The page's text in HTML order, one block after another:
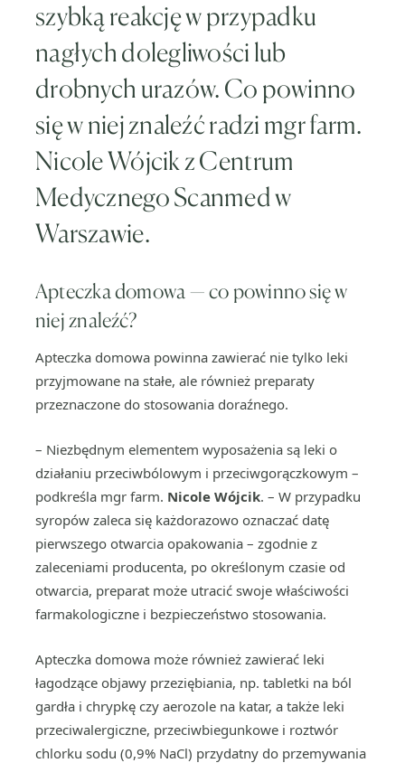
szybką reakcję w przypadku
nagłych dolegliwości lub
drobnych urazów. Co powinno
się w niej znaleźć radzi mgr farm.
Nicole Wójcik z Centrum
Medycznego Scanmed w
Warszawie.
Apteczka domowa — co powinno się w
niej znaleźć?
Apteczka domowa powinna zawierać nie tylko leki
przyjmowane na stałe, ale również preparaty
przeznaczone do stosowania doraźnego.
– Niezbędnym elementem wyposażenia są leki o
działaniu przeciwbólowym i przeciwgorączkowym –
podkreśla mgr farm. Nicole Wójcik. – W przypadku
syropów zaleca się każdorazowo oznaczać datę
pierwszego otwarcia opakowania – zgodnie z
zaleceniami producenta, po określonym czasie od
otwarcia, preparat może utracić swoje właściwości
farmakologiczne i bezpieczeństwo stosowania.
Apteczka domowa może również zawierać leki
łagodzące objawy przeziębiania, np. tabletki na ból
gardła i chrypkę czy aerozole na katar, a także leki
przeciwalergiczne, przeciwbiegunkowe i roztwór
chlorku sodu (0,9% NaCl) przydatny do przemywania